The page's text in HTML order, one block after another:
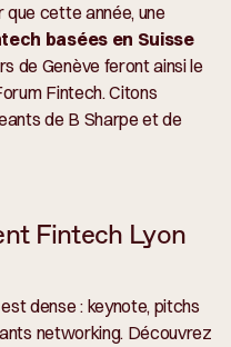
cette année, une
basées en Suisse
de Genève feront ainsi le
Fintech. Citons
de B Sharpe et de
Fintech Lyon
dense : keynote, pitchs
networking. Découvrez